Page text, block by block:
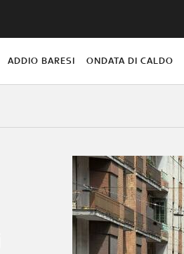
ADDIO BARESI ONDATA DI CALDO